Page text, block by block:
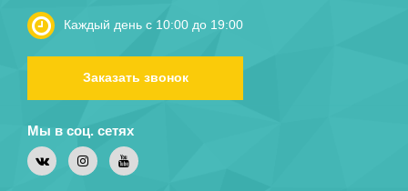
Каждый день с 10:00 до 19:00
Заказать звонок
Мы в соц. сетях